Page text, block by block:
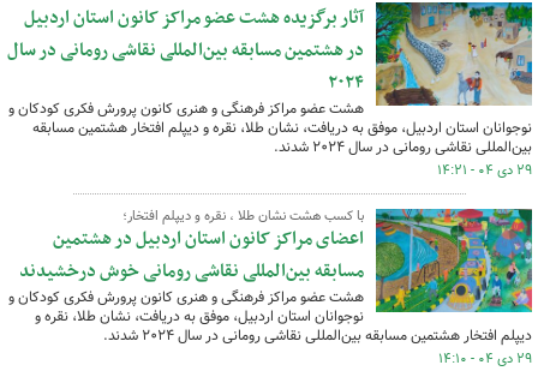
آثار برگزیده هشت عضو مراکز کانون استان اردبیل
در هشتمین مسابقه بین‌المللی نقاشی رومانی در سال
۲۰۲۴
هشت عضو مراکز فرهنگی و هنری کانون پرورش فکری کودکان و
نوجوانان استان اردبیل، موفق به دریافت، نشان طلا، نقره و دیپلم افتخار هشتمین مسابقه
بین‌المللی نقاشی رومانی در سال ۲۰۲۴ شدند.
۲۹ دی ۰۴ - ۱۴:۲۱
با کسب هشت نشان طلا ، نقره و دیپلم افتخار؛
اعضای مراکز کانون استان اردبیل در هشتمین
مسابقه بین‌المللی نقاشی رومانی خوش درخشیدند
هشت عضو مراکز فرهنگی و هنری کانون پرورش فکری کودکان و
نوجوانان استان اردبیل، موفق به دریافت، نشان طلا، نقره و
دیپلم افتخار هشتمین مسابقه بین‌المللی نقاشی رومانی در سال ۲۰۲۴ شدند.
۲۹ دی ۰۴ - ۱۴:۱۰